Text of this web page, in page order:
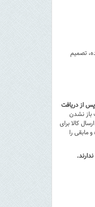
تصمیم
پس از دریافت
نشدن
کالا برای
مابقی را